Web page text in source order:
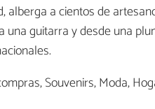
alberga a cientos de
una guitarra y desde una
Souvenirs, Moda,